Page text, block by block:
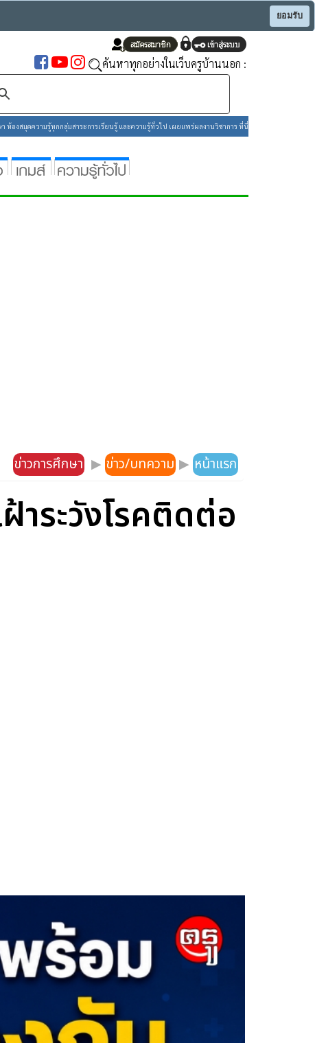
ยอมรับ
ค้นหาทุกอย่างในเว็บครูบ้านนอก :
ห้องสมุดความรู้ทุกกลุ่มสาระการเรียนรู้ และความรู้ทั่วไป เผยแพร่ผลงานวิชาการ ที่นี่
ข่าวการศึกษา ▶ ข่าว/บทความ ▶ หน้าแรก
ระวังโรคติดต่อ